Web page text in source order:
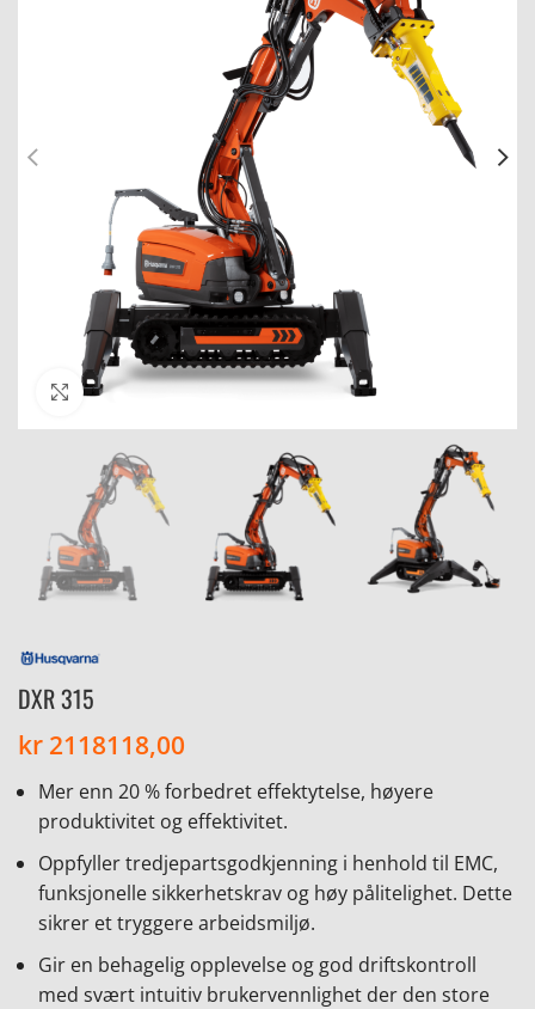
Click to enlarge
DXR 315
kr 2118118,00
Mer enn 20 % forbedret effektytelse, høyere
produktivitet og effektivitet.
Oppfyller tredjepartsgodkjenning i henhold til EMC,
funksjonelle sikkerhetskrav og høy pålitelighet. Dette
sikrer et tryggere arbeidsmiljø.
Gir en behagelig opplevelse og god driftskontroll
med svært intuitiv brukervennlighet der den store